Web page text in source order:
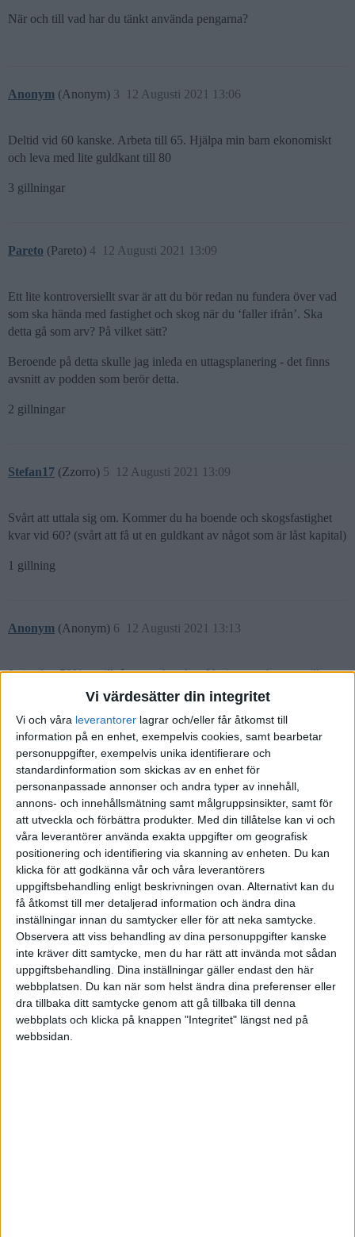
Vi värdesätter din integritet
Vi och våra leverantorer lagrar och/eller får åtkomst till
information på en enhet, exempelvis cookies, samt bearbetar
personuppgifter, exempelvis unika identifierare och
standardinformation som skickas av en enhet för
personanpassade annonser och andra typer av innehåll,
annons- och innehållsmätning samt målgruppsinsikter, samt för
att utveckla och förbättra produkter. Med din tillåtelse kan vi och
våra leverantörer använda exakta uppgifter om geografisk
positionering och identifiering via skanning av enheten. Du kan
klicka för att godkänna vår och våra leverantörers
uppgiftsbehandling enligt beskrivningen ovan. Alternativt kan du
få åtkomst till mer detaljerad information och ändra dina
inställningar innan du samtycker eller för att neka samtycke.
Observera att viss behandling av dina personuppgifter kanske
inte kräver ditt samtycke, men du har rätt att invända mot sådan
uppgiftsbehandling. Dina inställningar gäller endast den här
webbplatsen. Du kan när som helst ändra dina preferenser eller
dra tillbaka ditt samtycke genom att gå tillbaka till denna
webbplats och klicka på knappen "Integritet" längst ned på
webbsidan.
När och till vad har du tänkt använda pengarna?
Anonym (Anonym) 12 Augusti 2021 13:06
3
Deltid vid 60 kanske. Arbeta till 65. Hjälpa min barn ekonomiskt
och leva med lite guldkant till 80
3 gillningar
Pareto (Pareto) 12 Augusti 2021 13:09
4
Ett lite kontroversiellt svar är att du bör redan nu fundera över vad
som ska hända med fastighet och skog när du ‘faller ifrån’. Ska
detta gå som arv? På vilket sätt?
Beroende på detta skulle jag inleda en uttagsplanering - det finns
avsnitt av podden som berör detta.
2 gillningar
Stefan17 (Zzorro) 12 Augusti 2021 13:09
5
Svårt att uttala sig om. Kommer du ha boende och skogsfastighet
kvar vid 60? (svårt att få ut en guldkant av något som är låst kapital)
1 gillning
Anonym (Anonym) 12 Augusti 2021 13:13
6
Jo jag har 58% av tillgångarna bundna. Vet inte om barnen vill ta
över när jag inte orkar längre. Det är för tidigt att säga. Jag räknar
med att behålla det till 75 i alla fall. Jag gissar att jag säljer efter det.
1 gillning
havsekorre(Havsekorre) 12 Augusti 2021 13:23
7
Anonym:
58% Boende + skogsfastighet
10% likvider och räntefonder
12% Svenska aktier i klassiska bolag Investor Swed Match
osv.
Låter som 80%+ exponering mot Sverige? Det är en högriskstrategi
att vara så odiversifierad.
3 gillningar